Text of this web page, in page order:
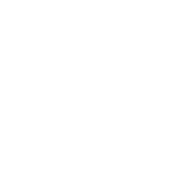
per uso
del Servizio.
può permettere a
backup o
modificare
Software;